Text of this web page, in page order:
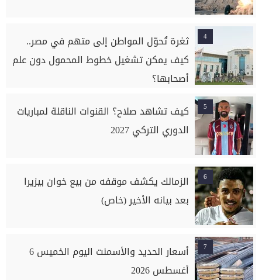
4
ثغرة تُحوّل المواطن إلى متهم في مصر..
كيف يمكن تشغيل خطوط المحمول دون علم
أصحابها؟
5
كيف تشاهد صلاح؟ القنوات الناقلة لمباريات
الدوري التركي 2027
6
الزمالك يكشف موقفه من بيع خوان بيزيرا
بعد بيانه الأخير (خاص)
7
أسعار الحديد والأسمنت اليوم الخميس 6
أغسطس 2026